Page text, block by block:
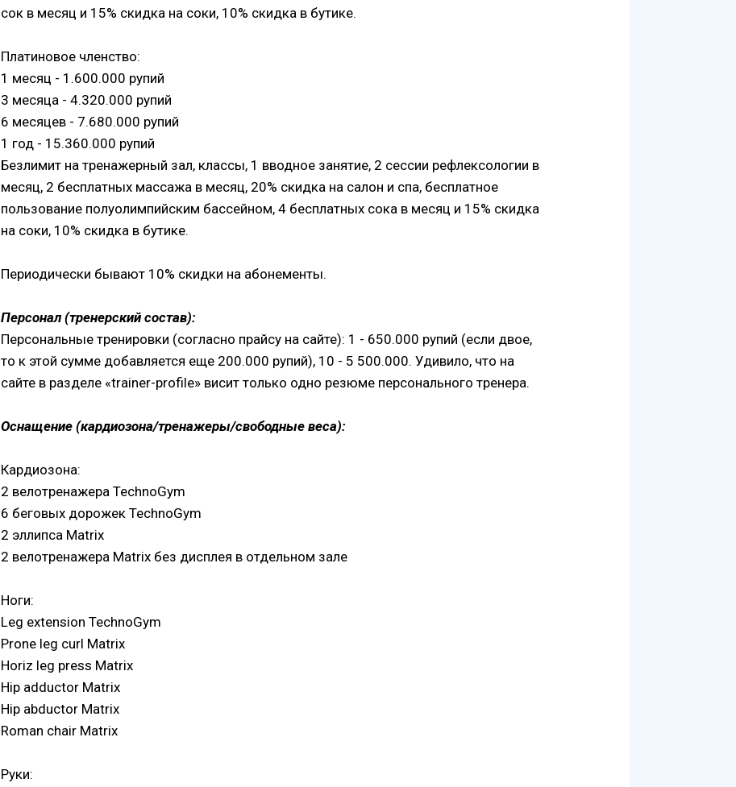
сок в месяц и 15% скидка на соки, 10% скидка в бутике.
Платиновое членство:
1 месяц - 1.600.000 рупий
3 месяца - 4.320.000 рупий
6 месяцев - 7.680.000 рупий
1 год - 15.360.000 рупий
Безлимит на тренажерный зал, классы, 1 вводное занятие, 2 сессии рефлексологии в
месяц, 2 бесплатных массажа в месяц, 20% скидка на салон и спа, бесплатное
пользование полуолимпийским бассейном, 4 бесплатных сока в месяц и 15% скидка
на соки, 10% скидка в бутике.
Периодически бывают 10% скидки на абонементы.
Персонал (тренерский состав):
Персональные тренировки (согласно прайсу на сайте): 1 - 650.000 рупий (если двое,
то к этой сумме добавляется еще 200.000 рупий), 10 - 5 500.000. Удивило, что на
сайте в разделе «trainer-profile» висит только одно резюме персонального тренера.
Оснащение (кардиозона/тренажеры/свободные веса):
Кардиозона:
2 велотренажера TechnoGym
6 беговых дорожек TechnoGym
2 эллипса Matrix
2 велотренажера Matrix без дисплея в отдельном зале
Ноги:
Leg extension TechnoGym
Prone leg curl Matrix
Horiz leg press Matrix
Hip adductor Matrix
Hip abductor Matrix
Roman chair Matrix
Руки: